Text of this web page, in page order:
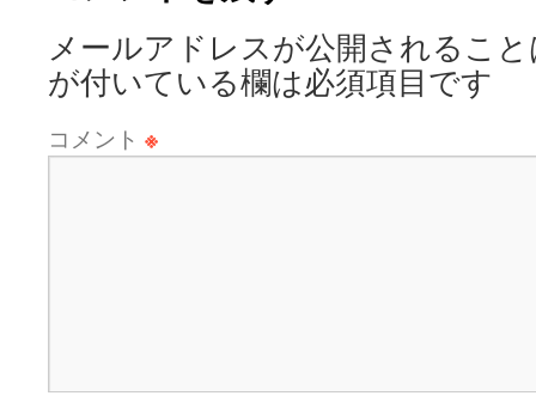
メールアドレスが公開されるこ
が付いている欄は必須項目です
コメント ※